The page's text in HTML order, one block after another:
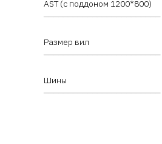
AST (с поддоном 1200*800)
━━━━━━━━━━━━━━━━━━━━━━━━
Размер вил
━━━━━━━━━━━━━━━━━━━━━━━━
Шины
━━━━━━━━━━━━━━━━━━━━━━━━